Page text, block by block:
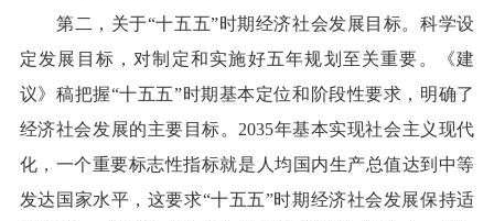
第二，关于“十五五”时期经济社会发展目标。科学设
定发展目标，对制定和实施好五年规划至关重要。《建
议》稿把握“十五五”时期基本定位和阶段性要求，明确了
经济社会发展的主要目标。2035年基本实现社会主义现代
化，一个重要标志性指标就是人均国内生产总值达到中等
发达国家水平，这要求“十五五”时期经济社会发展保持适